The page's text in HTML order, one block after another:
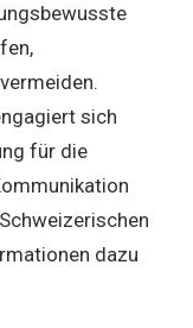
sich
für die
dazu